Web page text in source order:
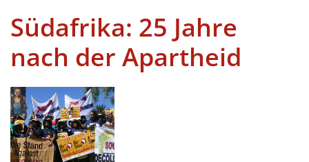
Südafrika: 25 Jahre
nach der Apartheid